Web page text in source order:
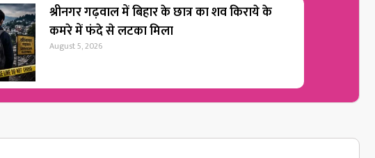
श्रीनगर गढ़वाल में बिहार के छात्र का शव किराये के
कमरे में फंदे से लटका मिला
August 5, 2026